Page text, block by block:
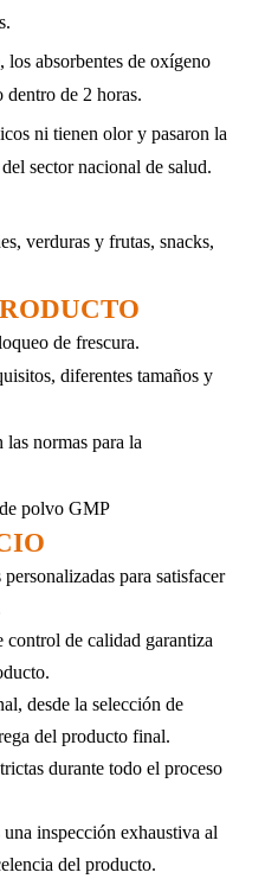
los absorbentes de oxígeno
de 2 horas.
ni tienen olor y pasaron la
sector nacional de salud.
verduras y frutas, snacks,
de frescura.
diferentes tamaños y
normas para la
polvo GMP
para satisfacer
de calidad garantiza
desde la selección de
del producto final.
durante todo el proceso
inspección exhaustiva al
del producto.